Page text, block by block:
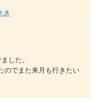
き
した。
のでまた来月も行きたい